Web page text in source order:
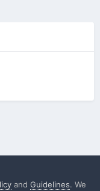
and Guidelines. We